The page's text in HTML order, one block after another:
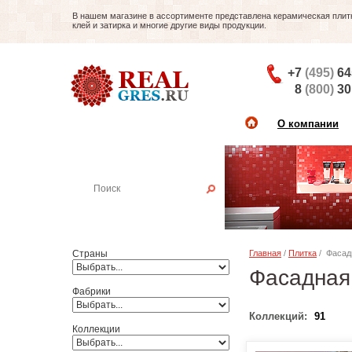
В нашем магазине в ассортименте представлена керамическая
клей и затирка и многие другие виды продукции.
+7 (495)
8 (800)
О компании
Страны
Фабрики
Коллекции
Главная / Плитка /
Коллекций: 91